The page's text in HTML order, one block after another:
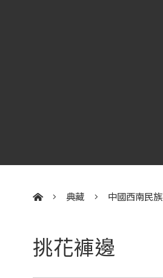
典藏 中國西南民族
挑花褲邊